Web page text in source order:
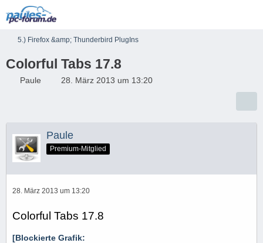
5.) Firefox &amp; Thunderbird PlugIns
Colorful Tabs 17.8
Paule 28. März 2013 um 13:20
Paule
Premium-Mitglied
28. März 2013 um 13:20
Colorful Tabs 17.8
[Blockierte Grafik: